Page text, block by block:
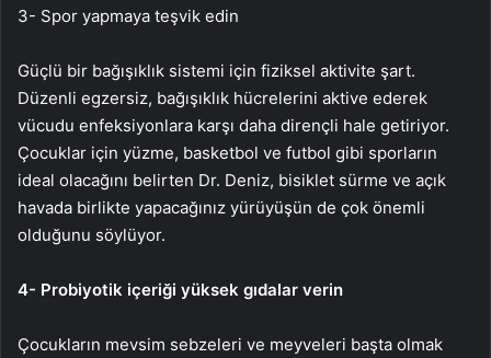
3- Spor yapmaya teşvik edin
Güçlü bir bağışıklık sistemi için fiziksel aktivite şart.
Düzenli egzersiz, bağışıklık hücrelerini aktive ederek
vücudu enfeksiyonlara karşı daha dirençli hale getiriyor.
Çocuklar için yüzme, basketbol ve futbol gibi sporların
ideal olacağını belirten Dr. Deniz, bisiklet sürme ve açık
havada birlikte yapacağınız yürüyüşün de çok önemli
olduğunu söylüyor.
4- Probiyotik içeriği yüksek gıdalar verin
Çocukların mevsim sebzeleri ve meyveleri başta olmak